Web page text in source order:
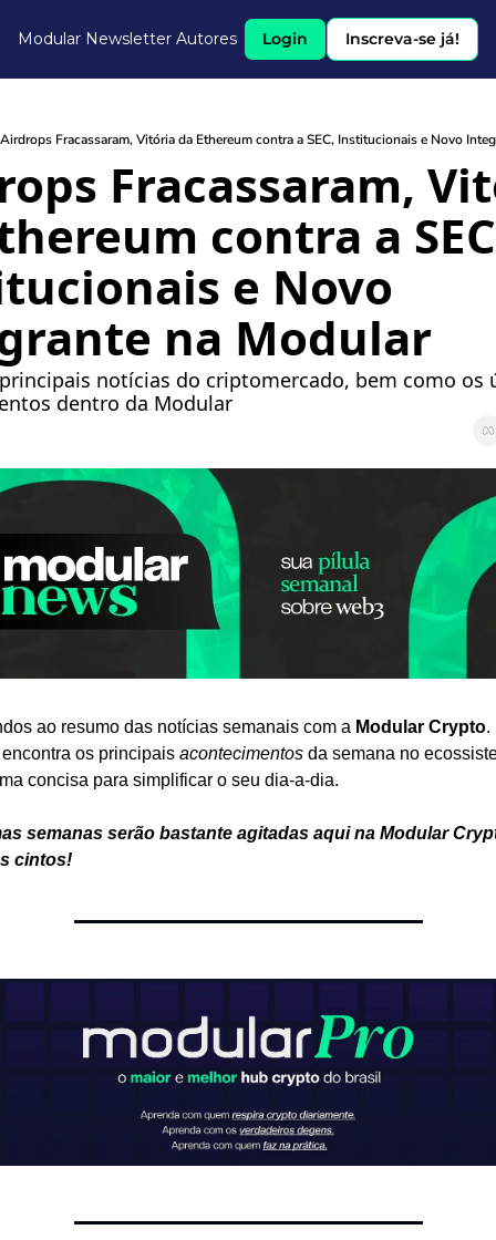
Modular Newsletter Autores Login Inscreva-se já!
Airdrops Fracassaram, Vitória da Ethereum contra a SEC, Institucionais e Novo
Fracassaram,
contra a
e Novo
na Modular
notícias do criptomercado, bem como os
dentro da Modular
ao resumo das notícias semanais com a Modular Crypto.
os principais acontecimentos da semana no
concisa para simplificar o seu dia-a-dia.
semanas serão bastante agitadas aqui na Modular
cintos!